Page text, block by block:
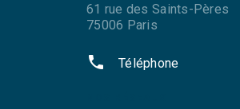
61 rue des Saints-Pères
75006 Paris
phone Téléphone